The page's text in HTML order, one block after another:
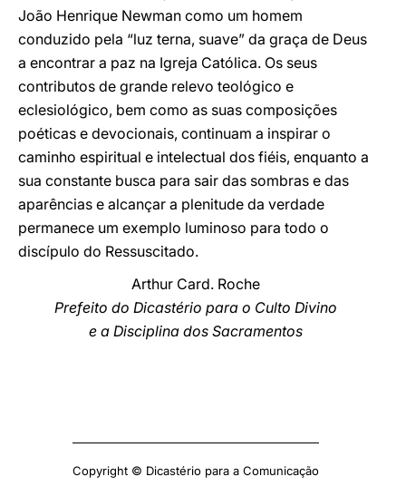
João Henrique Newman como um homem
conduzido pela “luz terna, suave” da graça de Deus
a encontrar a paz na Igreja Católica. Os seus
contributos de grande relevo teológico e
eclesiológico, bem como as suas composições
poéticas e devocionais, continuam a inspirar o
caminho espiritual e intelectual dos fiéis, enquanto a
sua constante busca para sair das sombras e das
aparências e alcançar a plenitude da verdade
permanece um exemplo luminoso para todo o
discípulo do Ressuscitado.
Arthur Card. Roche
Prefeito do Dicastério para o Culto Divino
e a Disciplina dos Sacramentos
Copyright © Dicastério para a Comunicação